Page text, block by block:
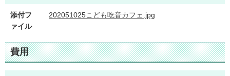
添付フ
ァイル
202051025こども吃音カフェ.jpg
費用